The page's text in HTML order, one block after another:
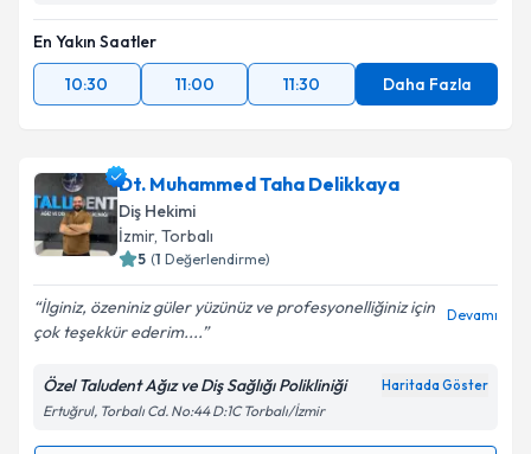
En Yakın Saatler
10:30
11:00 11:30 Daha Fazla
Dt. Muhammed Taha Delikkaya
Diş Hekimi
İzmir, Torbalı
5 (1 Değerlendirme)
İlginiz, özeniniz güler yüzünüz ve profesyonelliğiniz için
çok teşekkür ederim....
Devamı
Özel Taludent Ağız ve Diş Sağlığı Polikliniği Haritada Göster
Ertuğrul, Torbalı Cd. No:44 D:1C Torbalı/İzmir